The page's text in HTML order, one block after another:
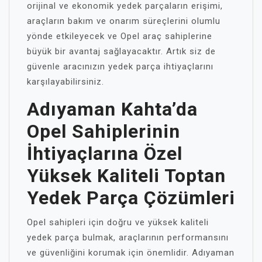
orijinal ve ekonomik yedek parçaların erişimi,
araçların bakım ve onarım süreçlerini olumlu
yönde etkileyecek ve Opel araç sahiplerine
büyük bir avantaj sağlayacaktır. Artık siz de
güvenle aracınızın yedek parça ihtiyaçlarını
karşılayabilirsiniz.
Adıyaman Kahta’da
Opel Sahiplerinin
İhtiyaçlarına Özel
Yüksek Kaliteli Toptan
Yedek Parça Çözümleri
Opel sahipleri için doğru ve yüksek kaliteli
yedek parça bulmak, araçlarının performansını
ve güvenliğini korumak için önemlidir. Adıyaman